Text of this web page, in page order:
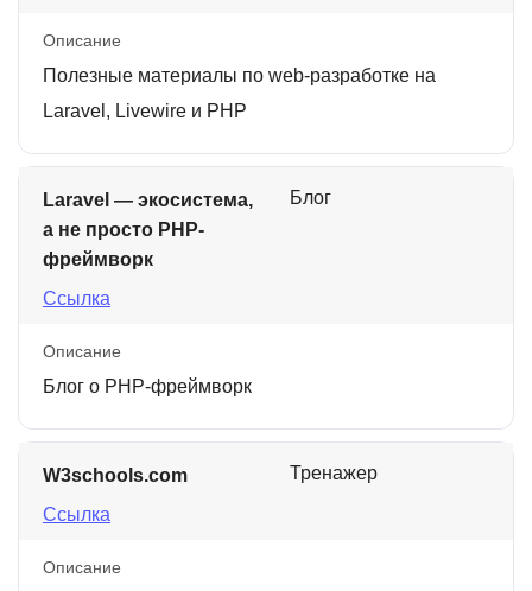
Описание
Полезные материалы по web-разработке на
Laravel, Livewire и PHP
Laravel — экосистема,
а не просто PHP-
фреймворк
Ссылка
Блог
Описание
Блог о PHP-фреймворк
W3schools.com
Ссылка
Тренажер
Описание